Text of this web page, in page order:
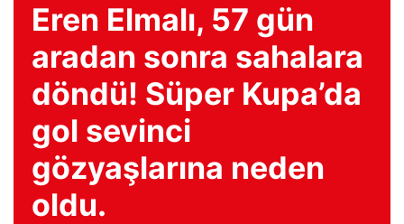
Eren Elmalı, 57 gün
aradan sonra sahalara
döndü! Süper Kupa’da
gol sevinci
gözyaşlarına neden
oldu.